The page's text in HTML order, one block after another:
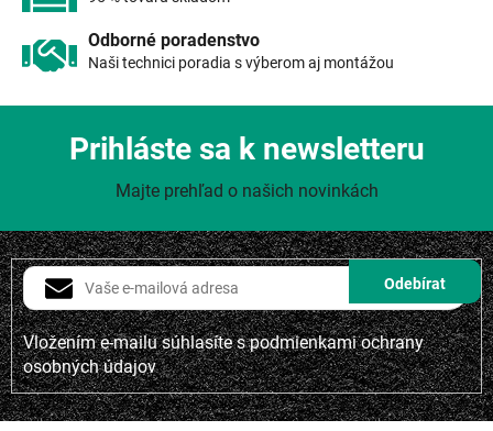
Odborné poradenstvo
Naši technici poradia s výberom aj montážou
Vložením e-mailu súhlasíte spodmienkami ochrany
osobných údajov
Prihláste sa k newsletteru
Majte prehľad o našich novinkách